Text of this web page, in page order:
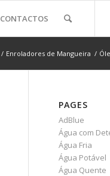
CONTACTOS
/ Enroladores de Mangueira /
PAGES
AdBlue
Água com
Água Fria
Água Potável
Água Quente